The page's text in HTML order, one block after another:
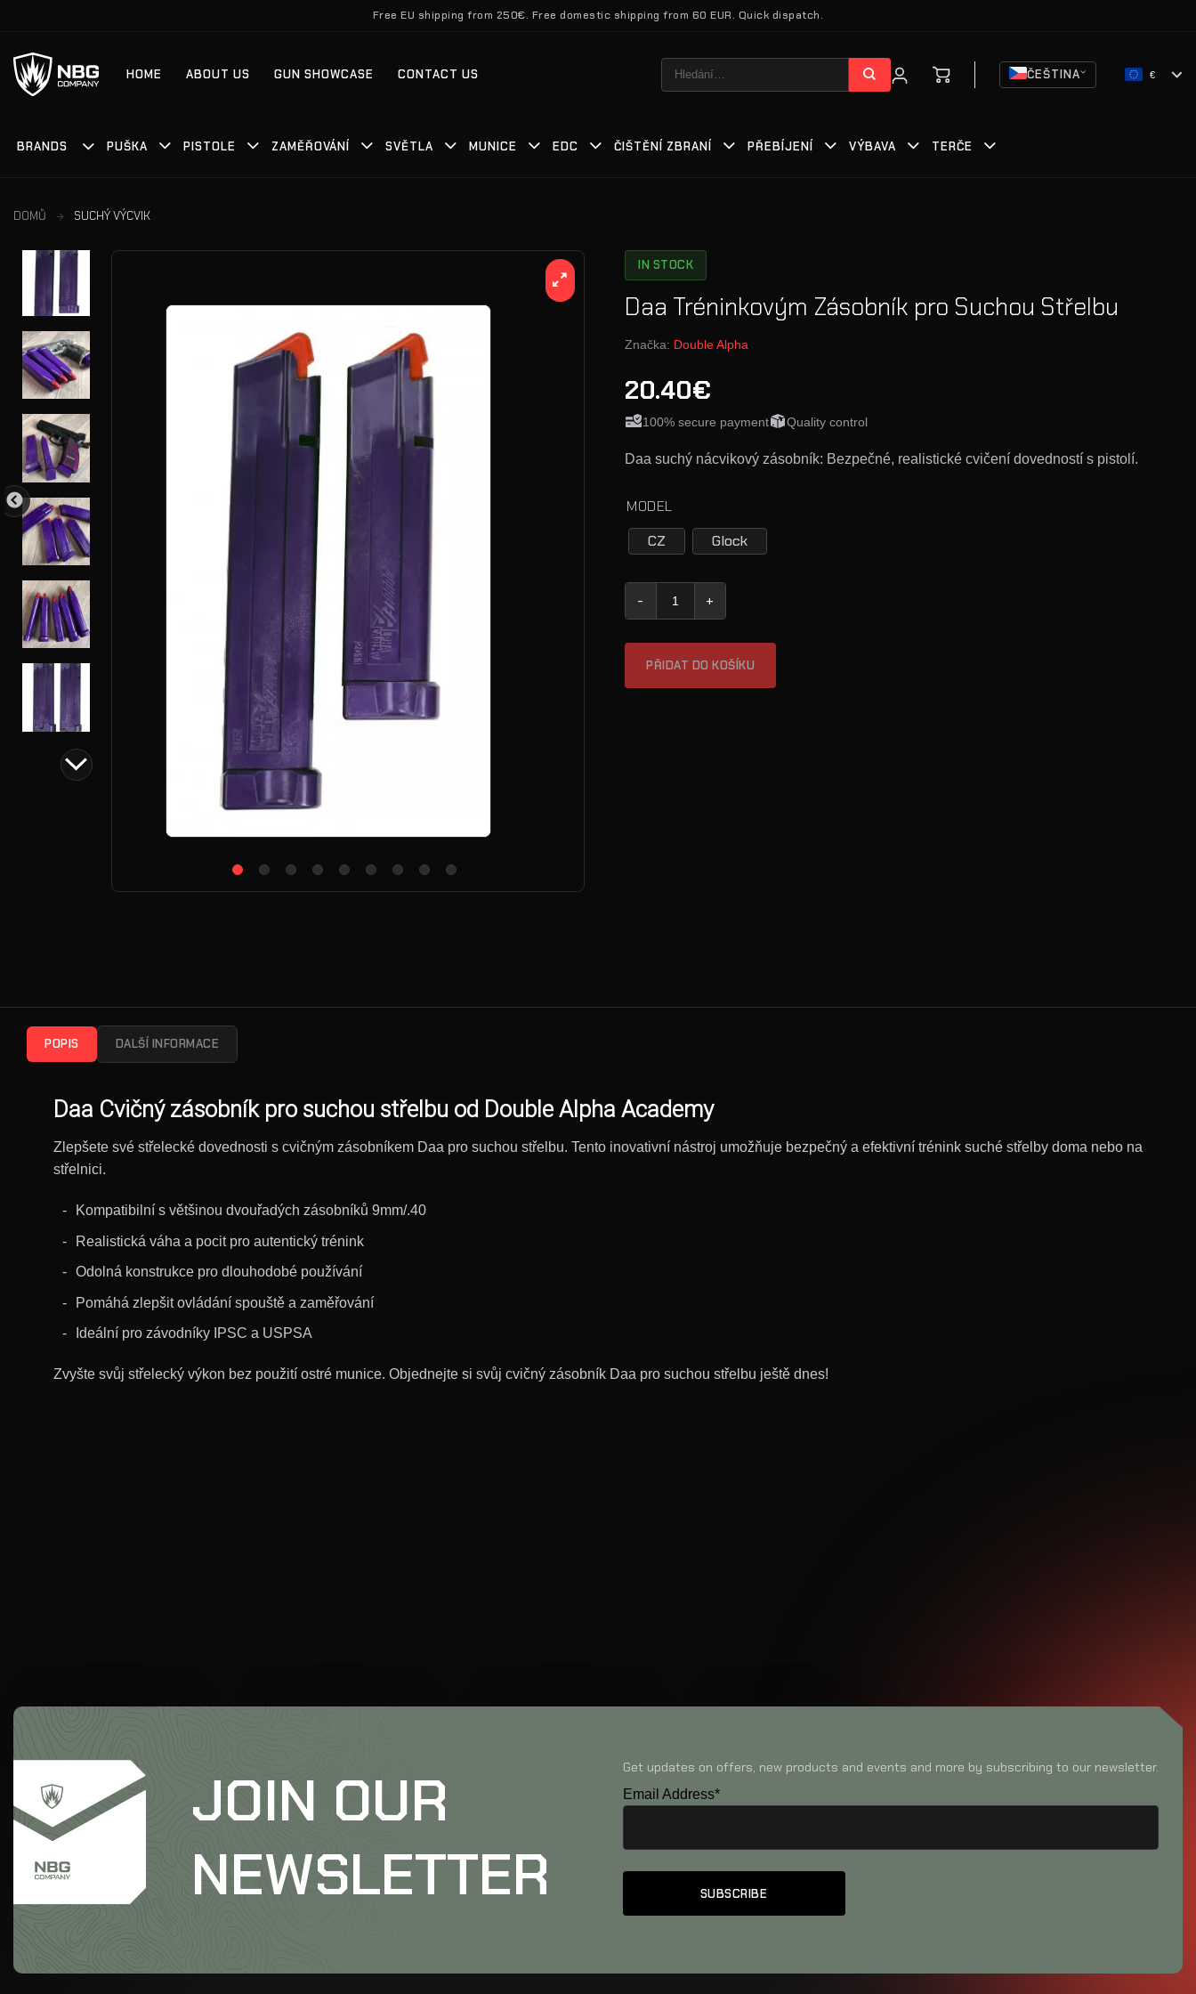
obsah
Free EU shipping from 250€. Free domestic shipping from 60 EUR. Quick dispatch.
HOME ABOUT US GUN SHOWCASE CONTACT US
Hledat:
ČEŠTINA €
BRANDS PUŠKA PISTOLE ZAMĚŘOVÁNÍ SVĚTLA MUNICE EDC ČIŠTĚNÍ ZBRANÍ PŘEBÍJENÍ VÝBAVA TERČE
DOMŮ SUCHÝ VÝCVIK
IN STOCK
Daa Tréninkovým Zásobník pro Suchou Střelbu
Značka: Double Alpha
20.40€
100% secure payment Quality control
Daa suchý nácvikový zásobník: Bezpečné, realistické cvičení dovedností s pistolí.
MODEL
CZ
Glock
PŘIDAT DO KOŠÍKU
POPIS DALŠÍ INFORMACE
Daa Cvičný zásobník pro suchou střelbu od Double Alpha Academy
Zlepšete své střelecké dovednosti s cvičným zásobníkem Daa pro suchou střelbu. Tento inovativní nástroj umožňuje bezpečný a efektivní trénink suché střelby doma nebo na
střelnici.
Kompatibilní s většinou dvouřadých zásobníků 9mm/.40
Realistická váha a pocit pro autentický trénink
Odolná konstrukce pro dlouhodobé používání
Pomáhá zlepšit ovládání spouště a zaměřování
Ideální pro závodníky IPSC a USPSA
Zvyšte svůj střelecký výkon bez použití ostré munice. Objednejte si svůj cvičný zásobník Daa pro suchou střelbu ještě dnes!
JOIN OUR
NEWSLETTER
Get updates on offers, new products and events and more by subscribing to our newsletter.
Email Address*